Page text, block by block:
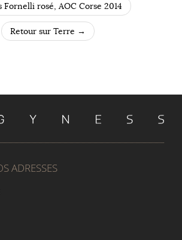
Fornelli rosé, AOC Corse 2014
Retour sur Terre →
ADRESSES